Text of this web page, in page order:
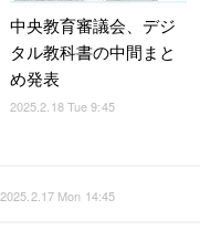
中央教育審議会、デジ
タル教科書の中間まと
め発表
2025.2.18 Tue 9:45
2025.2.17 Mon 14:45